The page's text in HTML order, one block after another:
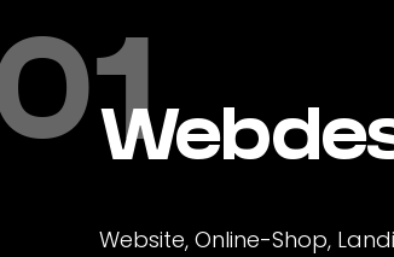
Website, Online-Shop,